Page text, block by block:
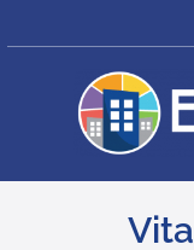
to